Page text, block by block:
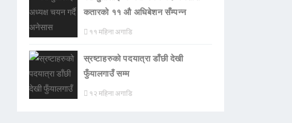
कतारको ११ औ अधिबेशन सँम्पन्न
११ महिना अगाडि
स्रष्टाहरुको पदयात्रा डाँछी देखी
फुँयालगाउँ सम्म
१२ महिना अगाडि